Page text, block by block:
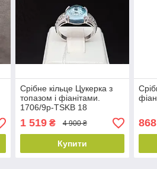
Срібне кільце Цукерка з
топазом і фіанітами.
1706/9р-TSKB 18
1 519₴ 4 900 ₴
Купити
868